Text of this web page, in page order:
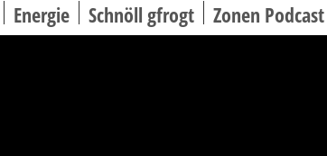
Energie Schnöll gfrogt Zonen Podcast